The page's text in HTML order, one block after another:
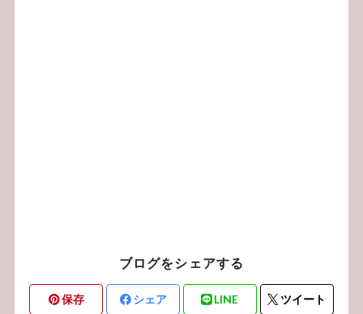
ブログをシェアする
保存 シェア LINE ツイート